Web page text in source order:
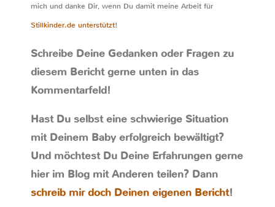
mich und danke Dir, wenn Du damit meine Arbeit für
Stillkinder.de unterstützt!
Schreibe Deine Gedanken oder Fragen zu
diesem Bericht gerne unten in das
Kommentarfeld!
Hast Du selbst eine schwierige Situation
mit Deinem Baby erfolgreich bewältigt?
Und möchtest Du Deine Erfahrungen gerne
hier im Blog mit Anderen teilen? Dann
schreib mir doch Deinen eigenen Bericht!